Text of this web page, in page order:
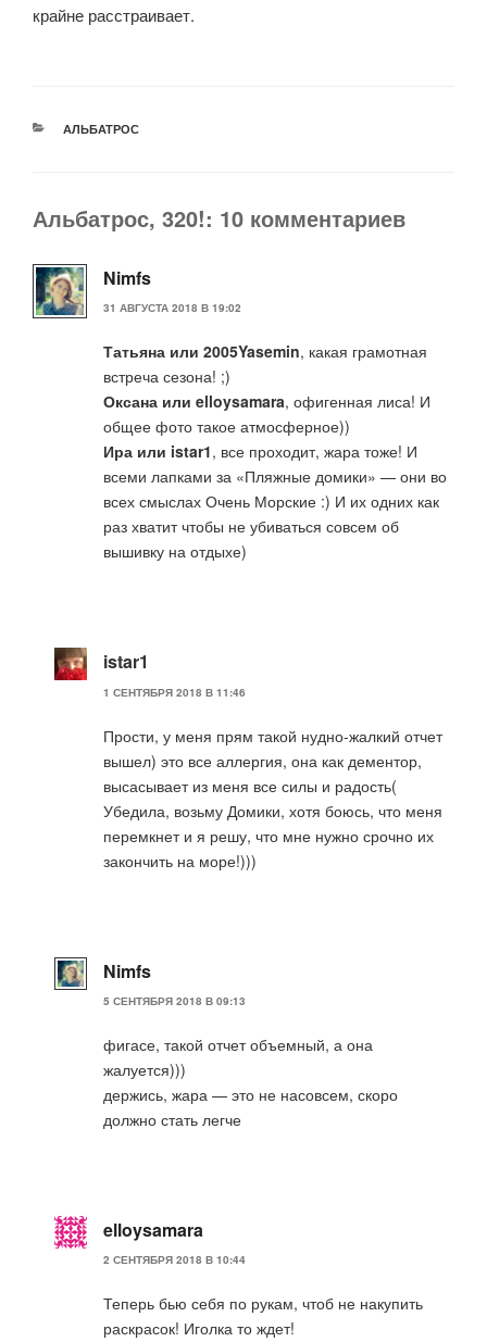
крайне расстраивает.
РУБРИКИ
АЛЬБАТРОС
Альбатрос, 320!: 10 комментариев
Nimfs
31 АВГУСТА 2018 В 19:02
Татьяна или 2005Yasemin, какая грамотная
встреча сезона! ;)
Оксана или elloysamara, офигенная лиса! И
общее фото такое атмосферное))
Ира или istar1, все проходит, жара тоже! И
всеми лапками за «Пляжные домики» — они во
всех смыслах Очень Морские :) И их одних как
раз хватит чтобы не убиваться совсем об
вышивку на отдыхе)
istar1
1 СЕНТЯБРЯ 2018 В 11:46
Прости, у меня прям такой нудно-жалкий отчет
вышел) это все аллергия, она как дементор,
высасывает из меня все силы и радость(
Убедила, возьму Домики, хотя боюсь, что меня
перемкнет и я решу, что мне нужно срочно их
закончить на море!)))
Nimfs
5 СЕНТЯБРЯ 2018 В 09:13
фигасе, такой отчет объемный, а она
жалуется)))
держись, жара — это не насовсем, скоро
должно стать легче
elloysamara
2 СЕНТЯБРЯ 2018 В 10:44
Теперь бью себя по рукам, чтоб не накупить
раскрасок! Иголка то ждет!